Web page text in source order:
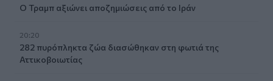
Ο Τραμπ αξιώνει αποζημιώσεις από το Ιράν
20:20
282 πυρόπληκτα ζώα διασώθηκαν στη φωτιά της
Αττικοβοιωτίας